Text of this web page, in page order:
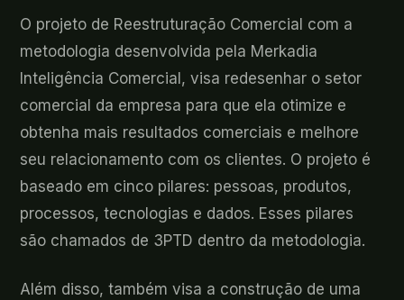
O projeto de Reestruturação Comercial com a
metodologia desenvolvida pela Merkadia
Inteligência Comercial, visa redesenhar o setor
comercial da empresa para que ela otimize e
obtenha mais resultados comerciais e melhore
seu relacionamento com os clientes. O projeto é
baseado em cinco pilares: pessoas, produtos,
processos, tecnologias e dados. Esses pilares
são chamados de 3PTD dentro da metodologia.
Além disso, também visa a construção de uma